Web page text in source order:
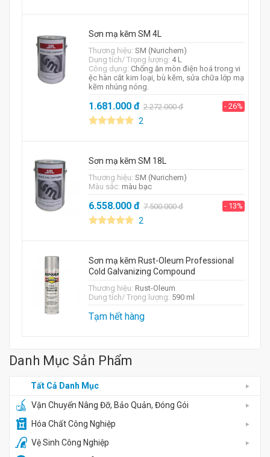
Sơn mạ kẽm SM 4L
Thương hiệu:SM (Nurichem)
Dung tích/ Trọng lượng: 4 L
Công dụng: Chống ăn mòn điện hoá trong vi
ệc hàn cắt kim loại, bù kẽm, sửa chữa lớp mạ
kẽm nhúng nóng.
1.681.000 đ 2.272.000đ - 26%
2
Sơn mạ kẽm SM 18L
Thương hiệu:SM (Nurichem)
Màu sắc:màu bạc
6.558.000 đ 7.500.000đ - 13%
2
Sơn mạ kẽm Rust-Oleum Professional
Cold Galvanizing Compound
Thương hiệu:Rust-Oleum
Dung tích/ Trọng lượng: 590 ml
Tạm hết hàng
Danh Mục Sản Phẩm
Tất Cả Danh Mục
Vận Chuyển Nâng Đỡ, Bảo Quản, Đóng Gói
Hóa Chất Công Nghiệp
Vệ Sinh Công Nghiệp